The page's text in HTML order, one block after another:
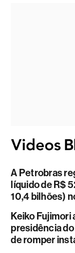
A Petrobras
líquido de R$
10,4 bilhões)
Keiko Fujimori
presidência
de romper